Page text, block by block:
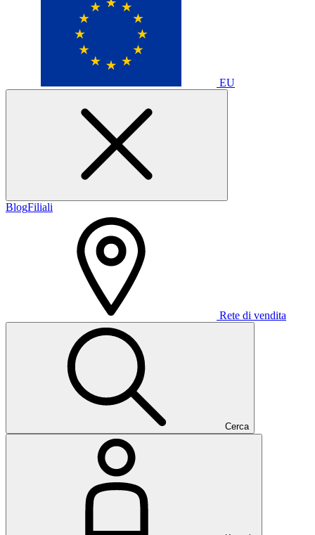
EU
BlogFiliali
Rete di vendita
Cerca